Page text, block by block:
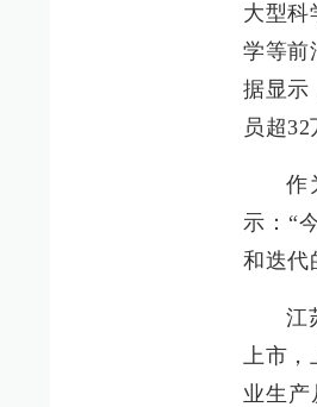
大型科
学等前
据显示
员超
作
示：“
和迭代
江
上市，
业生